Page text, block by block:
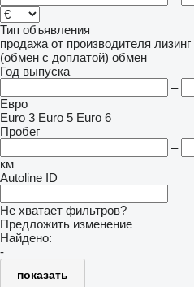
Тип объявления
продажа от производителя лизинг
(обмен с доплатой) обмен
Год выпуска
–
Евро
Euro 3 Euro 5 Euro 6
Пробег
–
км
Autoline ID
Не хватает фильтров?
Предложить изменение
Найдено:
-
показать